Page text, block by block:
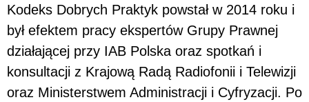
Kodeks Dobrych Praktyk powstał w 2014 roku i
był efektem pracy ekspertów Grupy Prawnej
działającej przy IAB Polska oraz spotkań i
konsultacji z Krajową Radą Radiofonii i Telewizji
oraz Ministerstwem Administracji i Cyfryzacji. Po